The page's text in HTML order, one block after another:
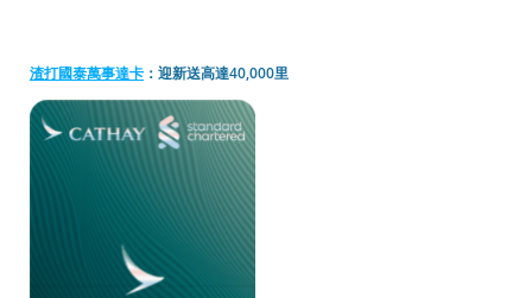
渣打國泰萬事達卡 ：迎新送高達40,000里